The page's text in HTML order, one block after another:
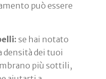
può essere
se hai notato
densità dei tuoi
più sottili,